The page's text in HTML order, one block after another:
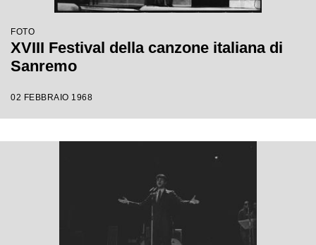
FOTO
XVIII Festival della canzone italiana di
Sanremo
02 FEBBRAIO 1968